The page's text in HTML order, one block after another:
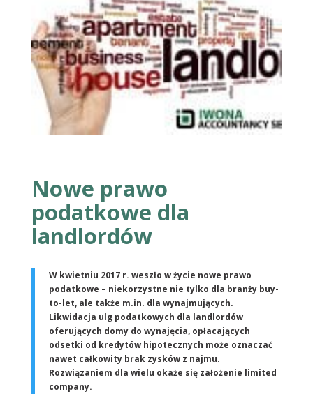
Nowe prawo
podatkowe dla
landlordów
W kwietniu 2017 r. weszło w życie nowe prawo
podatkowe – niekorzystne nie tylko dla branży buy-
to-let, ale także m.in. dla wynajmujących.
Likwidacja ulg podatkowych dla landlordów
oferujących domy do wynajęcia, opłacających
odsetki od kredytów hipotecznych może oznaczać
nawet całkowity brak zysków z najmu.
Rozwiązaniem dla wielu okaże się założenie limited
company.